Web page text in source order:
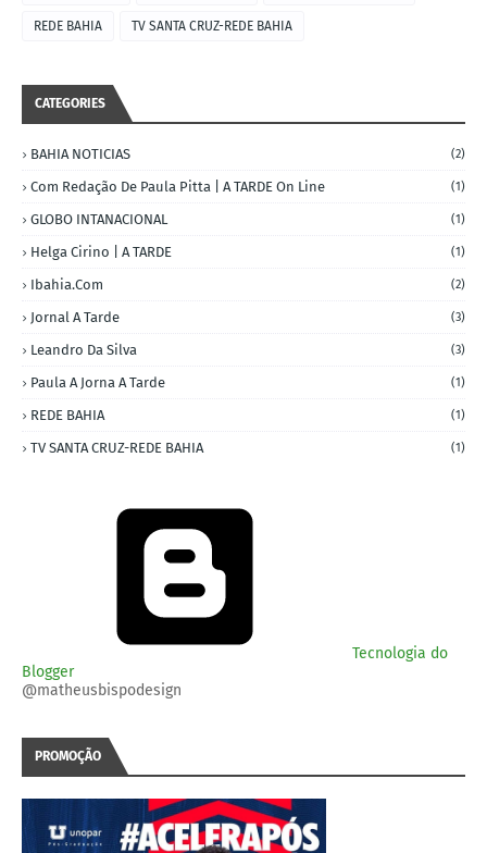
REDE BAHIA TV SANTA CRUZ-REDE BAHIA
CATEGORIES
BAHIA NOTICIAS (2)
Com Redação De Paula Pitta | A TARDE On Line (1)
GLOBO INTANACIONAL (1)
Helga Cirino | A TARDE (1)
Ibahia.com (2)
Jornal A Tarde (3)
Leandro Da Silva (3)
Paula A Jorna A Tarde (1)
REDE BAHIA (1)
TV SANTA CRUZ-REDE BAHIA (1)
Tecnologia do
Blogger
@matheusbispodesign
PROMOÇÃO